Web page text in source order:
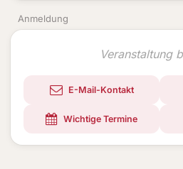
Anmeldung
Veranstaltung
E-Mail-Kontakt
Wichtige Termine